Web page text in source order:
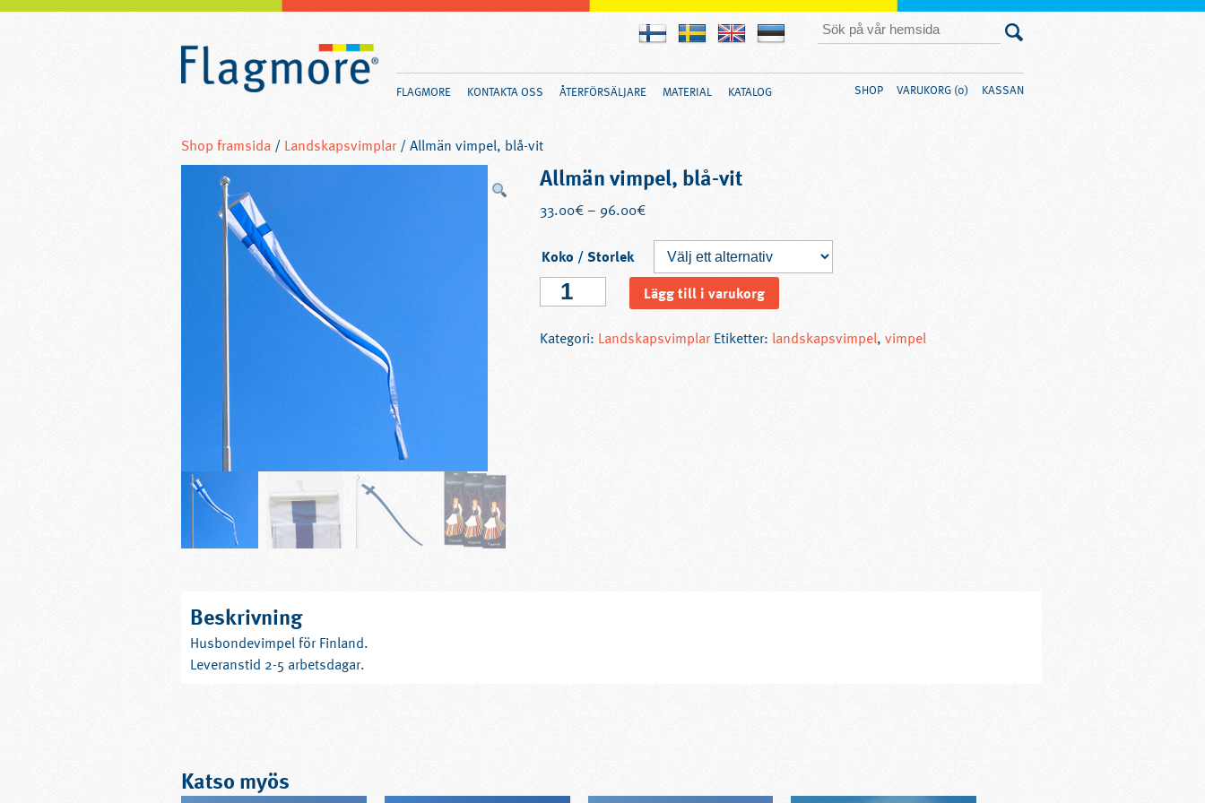
FLAGMORE KONTAKTA OSS ÅTERFÖRSÄLJARE MATERIAL KATALOG SHOP VARUKORG (0) KASSAN
Shop framsida / Landskapsvimplar/ Allmän vimpel, blå-vit
Allmän vimpel, blå-vit
33.00€– 96.00€
Koko / Storlek
Allmän
vimpel,
blå-
Lägg till i varukorg
Kategori: Landskapsvimplar Etiketter: landskapsvimpel, vimpel
Beskrivning
Husbondevimpel för Finland.
Leveranstid 2-5 arbetsdagar.
Katso myös